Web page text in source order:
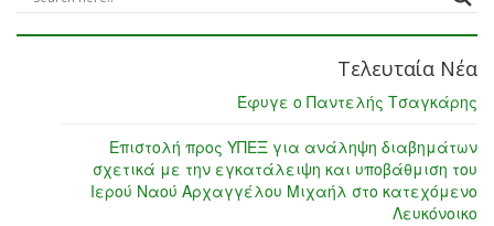
Τελευταία Νέα
Έφυγε ο Παντελής Τσαγκάρης
Επιστολή προς ΥΠΕΞ για ανάληψη διαβημάτων
σχετικά με την εγκατάλειψη και υποβάθμιση του
Ιερού Ναού Αρχαγγέλου Μιχαήλ στο κατεχόμενο
Λευκόνοικο